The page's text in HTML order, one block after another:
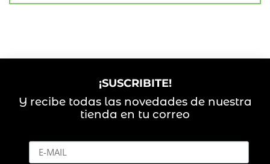
¡SUSCRIBITE!
Y recibe todas las novedades de nuestra
tienda en tu correo